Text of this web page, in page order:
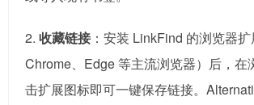
2. 收藏链接：安装 LinkFind 的浏览器
Chrome、Edge 等主流浏览器）后，在
击扩展图标即可一键保存链接。